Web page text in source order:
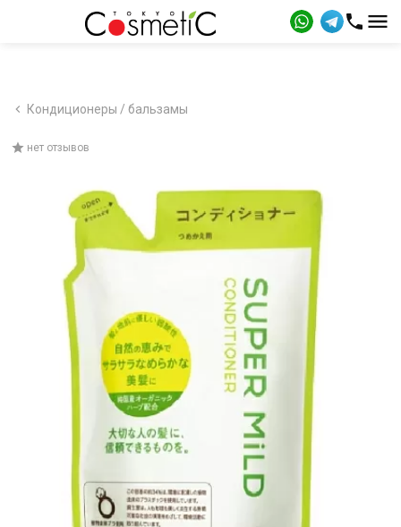
Кондиционеры / бальзамы
нет отзывов